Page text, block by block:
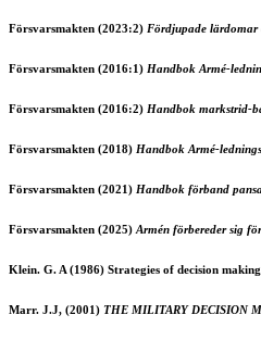
Försvarsmakten (2023:2) Fördjupade
Försvarsmakten (2016:1) Handbok Armé-
Försvarsmakten (2016:2) Handbok markstrid-
Försvarsmakten (2018) Handbok Armé-
Försvarsmakten (2021) Handbok förband
Försvarsmakten (2025) Armén förbereder sig
Klein. G. A (1986) Strategies of decision making
Marr. J.J, (2001) THE MILITARY DECISION